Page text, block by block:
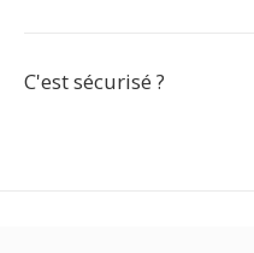
C'est sécurisé ?